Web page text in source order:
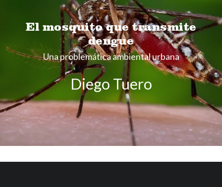
El mosquito que transmite
dengue
Una problemática ambiental urbana
Diego Tuero